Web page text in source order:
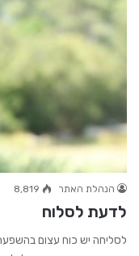
הנהלת האתר 8,819
לדעת לסלוח
לסליחה יש כוח עצום